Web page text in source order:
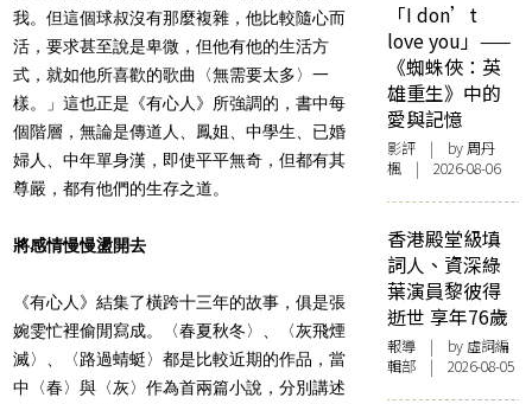
我。但這個球叔沒有那麼複雜，他比較隨心而
活，要求甚至說是卑微，但他有他的生活方
式，就如他所喜歡的歌曲〈無需要太多〉一
樣。」這也正是《有心人》所強調的，書中每
個階層，無論是傳道人、鳳姐、中學生、已婚
婦人、中年單身漢，即使平平無奇，但都有其
尊嚴，都有他們的生存之道。
將感情慢慢盪開去
《有心人》結集了橫跨十三年的故事，俱是張
婉雯忙裡偷閒寫成。〈春夏秋冬〉、〈灰飛煙
滅〉、〈路過蜻蜓〉都是比較近期的作品，當
中〈春〉與〈灰〉作為首兩篇小說，分別講述
「I don’t
love you」——
《蜘蛛俠：英
雄重生》中的
愛與記憶
影評 | by周丹
楓 | 2026-08-06
香港殿堂級填
詞人、資深綠
葉演員黎彼得
逝世 享年76歲
報導 | by 虛詞編
輯部 | 2026-08-05